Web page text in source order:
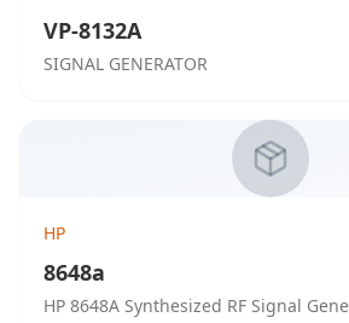
VP-8132A
SIGNAL GENERATOR
HP
8648a
HP 8648A Synthesized RF Signal